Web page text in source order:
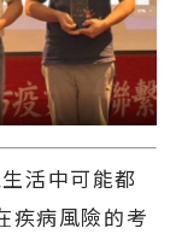
活中可能都
疾病風險的考